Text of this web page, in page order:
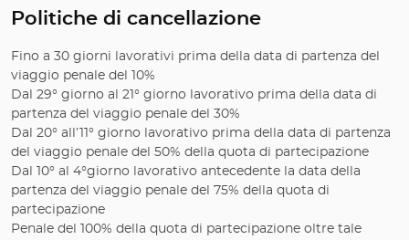
Politiche di cancellazione
Fino a 30 giorni lavorativi prima della data di partenza del
viaggio penale del 10%
Dal 29° giorno al 21° giorno lavorativo prima della data di
partenza del viaggio penale del 30%
Dal 20° all’11° giorno lavorativo prima della data di partenza
del viaggio penale del 50% della quota di partecipazione
Dal 10° al 4°giorno lavorativo antecedente la data della
partenza del viaggio penale del 75% della quota di
partecipazione
Penale del 100% della quota di partecipazione oltre tale